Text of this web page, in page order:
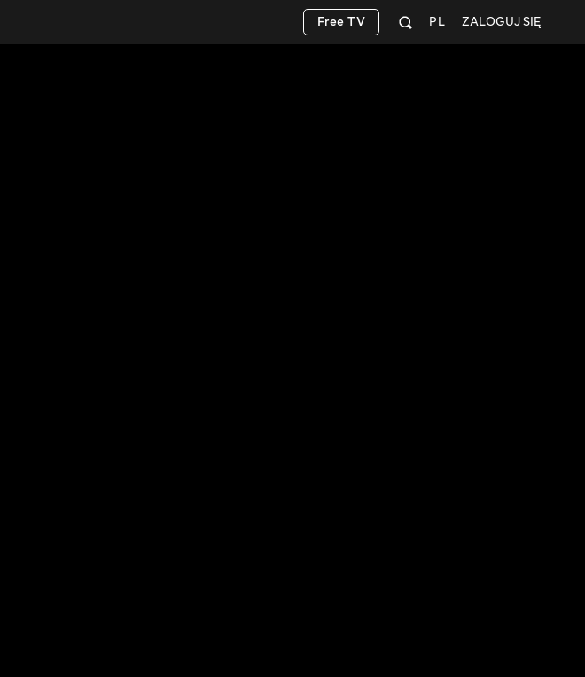
ZALOGUJ SIĘ
PL
Free TV